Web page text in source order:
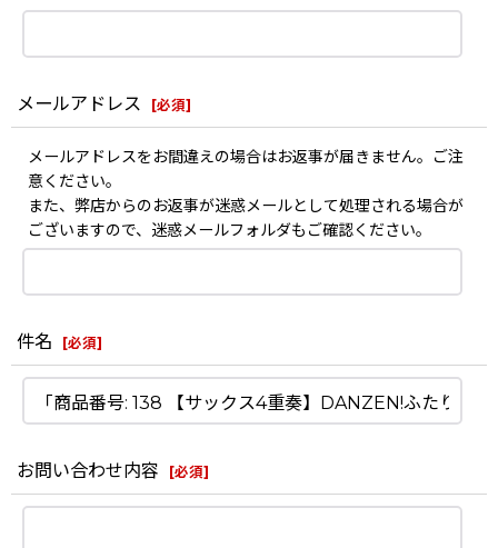
メールアドレス [必須]
メールアドレスをお間違えの場合はお返事が届きません。ご注
意ください。
また、弊店からのお返事が迷惑メールとして処理される場合が
ございますので、迷惑メールフォルダもご確認ください。
件名 [必須]
お問い合わせ内容 [必須]